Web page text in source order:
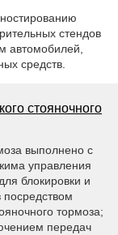
стендов
автомобилей,
средств.
стояночного
выполнено с
управления
блокировки и
посредством
тормоза;
передач